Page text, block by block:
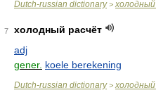
Dutch-russian dictionary>
7
холодный расчёт
adj
gener. koele berekening
Dutch-russian dictionary>